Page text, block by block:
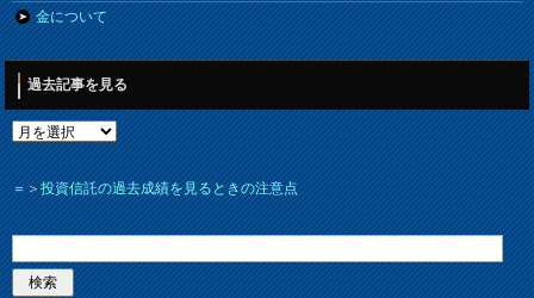
金について
過去記事を見る
＝＞投資信託の過去成績を見るときの注意点